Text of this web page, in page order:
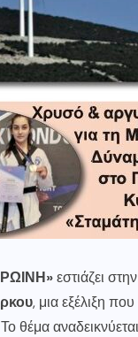
εστιάζει
, μια εξέλιξη
θέμα